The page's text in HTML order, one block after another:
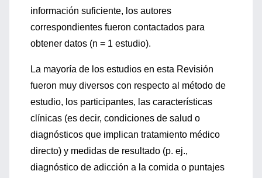
información suficiente, los autores
correspondientes fueron contactados para
obtener datos (n = 1 estudio).
La mayoría de los estudios en esta Revisión
fueron muy diversos con respecto al método de
estudio, los participantes, las características
clínicas (es decir, condiciones de salud o
diagnósticos que implican tratamiento médico
directo) y medidas de resultado (p. ej.,
diagnóstico de adicción a la comida o puntajes